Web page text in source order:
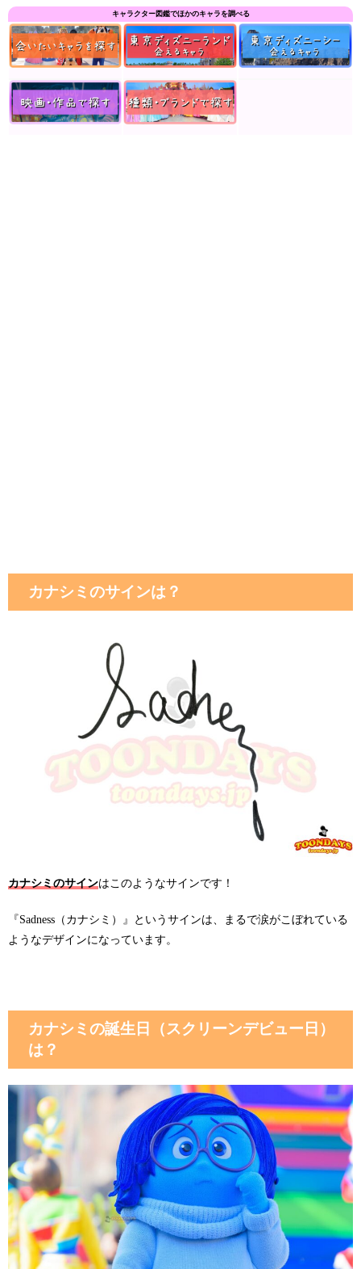
キャラクター図鑑でほかのキャラを調べる
カナシミのサインは？
カナシミのサインはこのようなサインです！
『Sadness（カナシミ）』というサインは、まるで涙がこぼれている
ようなデザインになっています。
カナシミの誕生日（スクリーンデビュー日）
は？